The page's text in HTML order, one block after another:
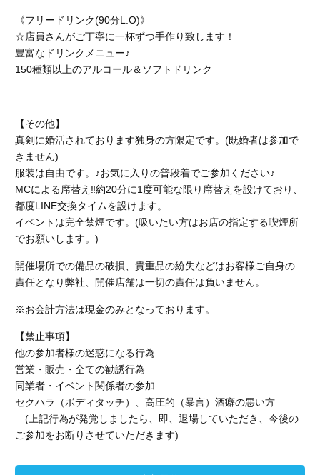
《フリードリンク(90分L.O)》
☆店員さんがご丁寧に一杯ずつ手作り致します！
豊富なドリンクメニュー♪
150種類以上のアルコール＆ソフトドリンク
【その他】
真剣に婚活されております独身の方限定です。(既婚者は参加で
きません)
服装は自由です。♪お気に入りの普段着でご参加ください♪
MCによる席替え‼︎約20分に1度可能な限り席替えを設けており、
都度LINE交換タイムを設けます。
イベントは完全禁煙です。(吸いたい方はお店の指定する喫煙所
でお願いします。)
開催場所での備品の破損、貴重品の紛失などはお客様ご自身の
責任となり弊社、開催店舗は一切の責任は負いません。
※お会計方法は現金のみとなっております。
【禁止事項】
他の参加者様の迷惑になる行為
営業・販売・全ての勧誘行為
同業者・イベント関係者の参加
セクハラ（ボディタッチ）、高圧的（暴言）酒癖の悪い方
(上記行為が発覚しましたら、即、退場していただき、今後の
ご参加をお断りさせていただきます)